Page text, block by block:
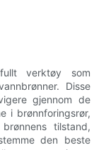
verktøy som
Disse
gjennom de
i brønnforingsrør,
tilstand,
den beste